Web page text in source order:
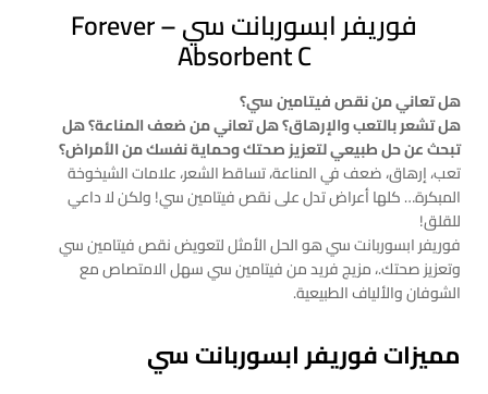
فوريفر ابسوربانت سي – Forever
Absorbent C
هل تعاني من نقص فيتامين سي؟
هل تشعر بالتعب والإرهاق؟ هل تعاني من ضعف المناعة؟ هل
تبحث عن حل طبيعي لتعزيز صحتك وحماية نفسك من الأمراض؟
تعب، إرهاق، ضعف في المناعة، تساقط الشعر، علامات الشيخوخة
المبكرة… كلها أعراض تدل على نقص فيتامين سي! ولكن لا داعي
للقلق!
فوريفر ابسوربانت سي هو الحل الأمثل لتعويض نقص فيتامين سي
وتعزيز صحتك.، مزيج فريد من فيتامين سي سهل الامتصاص مع
الشوفان والألياف الطبيعية.
مميزات فوريفر ابسوربانت سي